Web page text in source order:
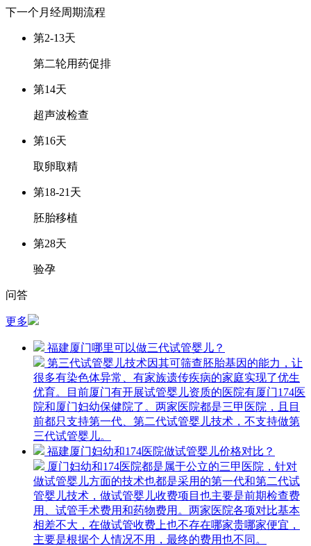
下一个月经周期流程
第2-13天
第二轮用药促排
第14天
超声波检查
第16天
取卵取精
第18-21天
胚胎移植
第28天
验孕
问答
更多
福建厦门哪里可以做三代试管婴儿？
第三代试管婴儿技术因其可筛查胚胎基因的能力，让
很多有染色体异常、有家族遗传疾病的家庭实现了优生
优育。目前厦门有开展试管婴儿资质的医院有厦门174医
院和厦门妇幼保健院了。两家医院都是三甲医院，且目
前都只支持第一代、第二代试管婴儿技术，不支持做第
三代试管婴儿。
福建厦门妇幼和174医院做试管婴儿价格对比？
厦门妇幼和174医院都是属于公立的三甲医院，针对
做试管婴儿方面的技术也都是采用的第一代和第二代试
管婴儿技术，做试管婴儿收费项目也主要是前期检查费
用、试管手术费用和药物费用。两家医院各项对比基本
相差不大，在做试管收费上也不存在哪家贵哪家便宜，
主要是根据个人情况不用，最终的费用也不同。